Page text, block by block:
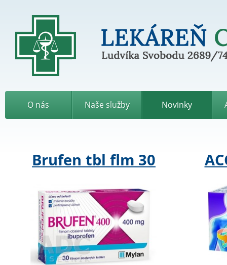
L
k
á
i
p
Ludvíka Svobodu 2689/
O nás Naše služby Novinky
Brufen tbl flm 30